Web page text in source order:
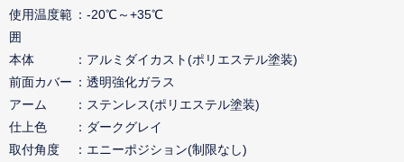
使用温度範
囲
-20℃～+35℃
本体
アルミダイカスト(ポリエステル塗装)
前面カバー
透明強化ガラス
アーム
ステンレス(ポリエステル塗装)
仕上色
ダークグレイ
取付角度
エニーポジション(制限なし)